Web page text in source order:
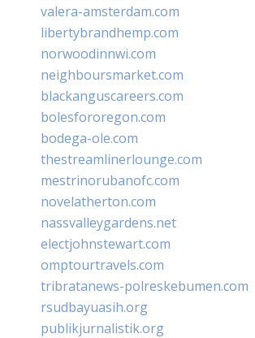
valera-amsterdam.com
libertybrandhemp.com
norwoodinnwi.com
neighboursmarket.com
blackanguscareers.com
bolesfororegon.com
bodega-ole.com
thestreamlinerlounge.com
mestrinorubanofc.com
novelatherton.com
nassvalleygardens.net
electjohnstewart.com
omptourtravels.com
tribratanews-polreskebumen.com
rsudbayuasih.org
publikjurnalistik.org